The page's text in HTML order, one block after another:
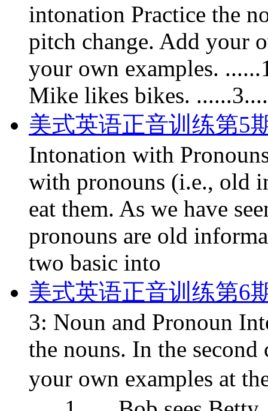
intonation Practice the
pitch change. Add your
your own examples.
Mike likes bikes.
美式英语正音训练第5
Intonation with
with pronouns (i.e., old
eat them. As we have
pronouns are old
two basic into
美式英语正音训练第6
3: Noun and Pronoun
the nouns. In the
your own examples at